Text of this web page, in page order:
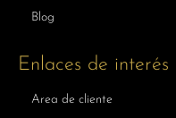
Blog
Enlaces de interés
Area de cliente